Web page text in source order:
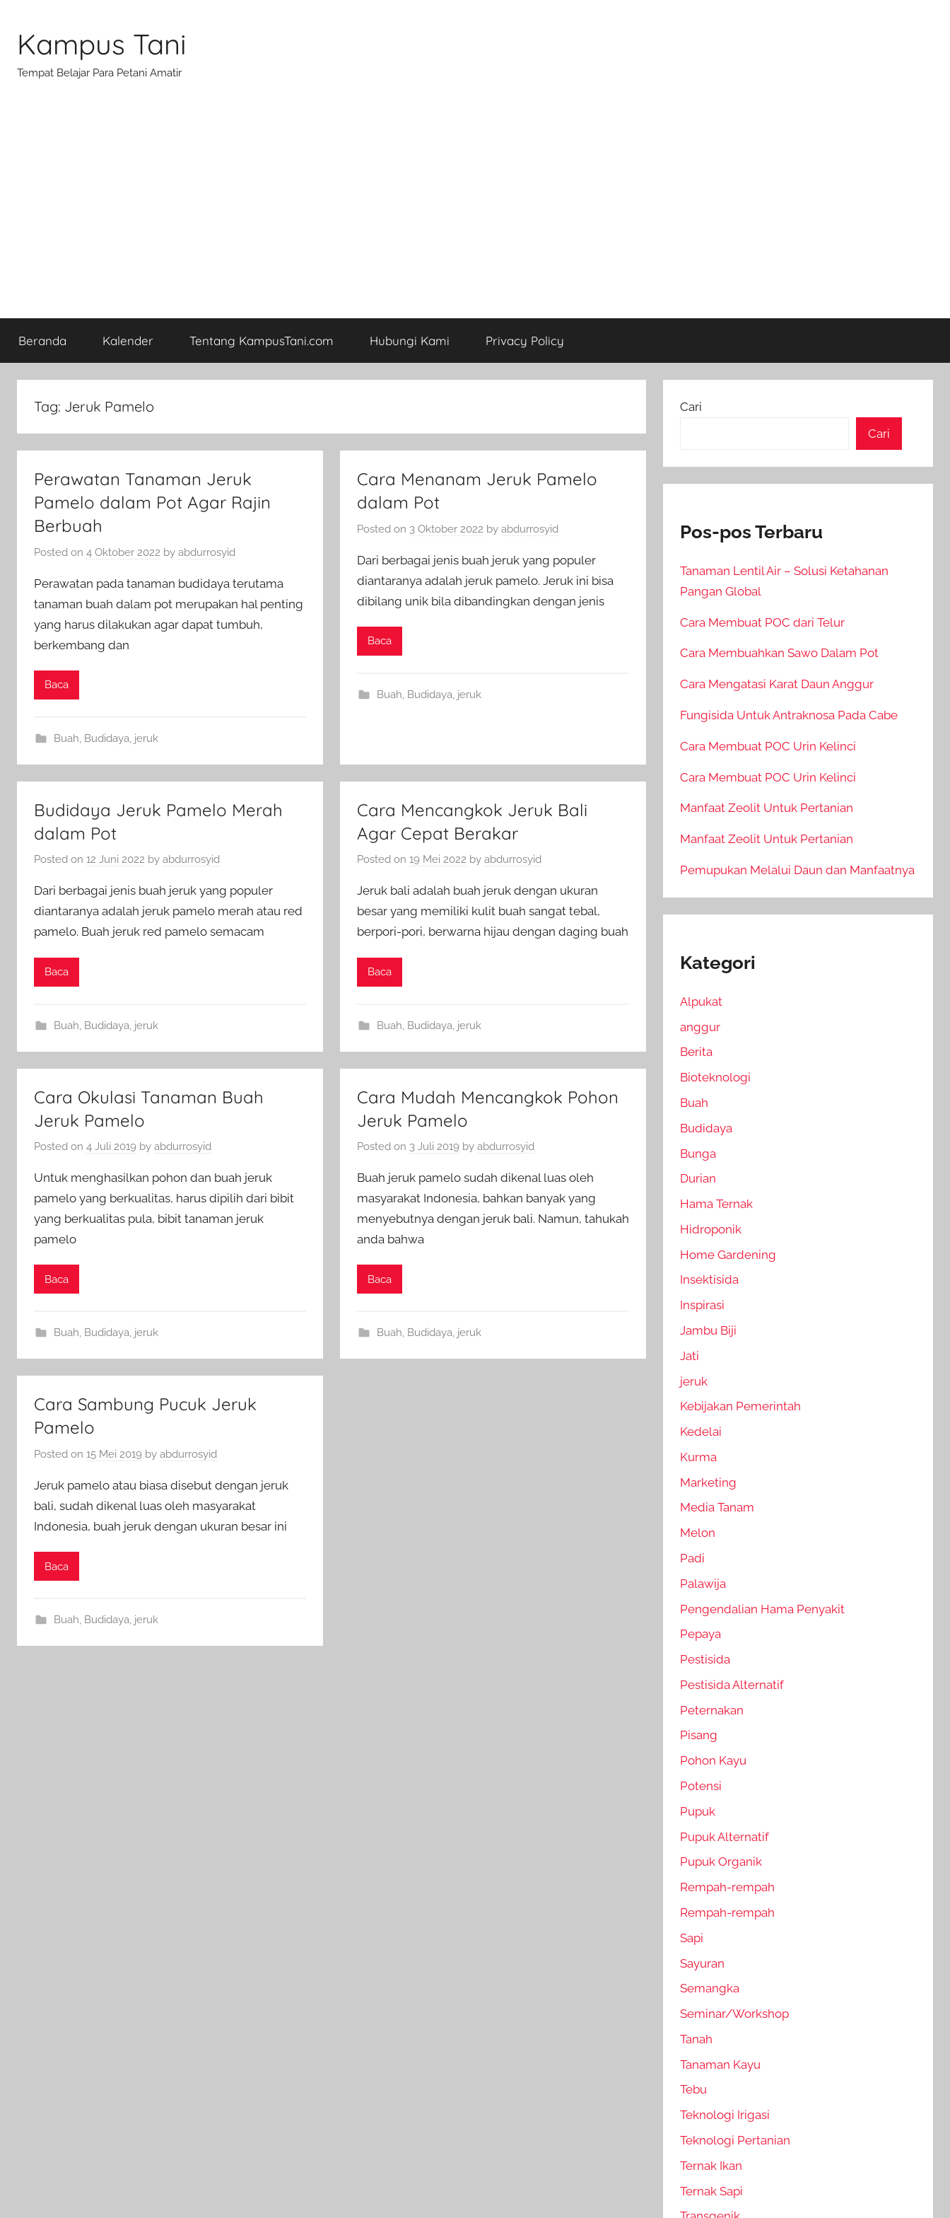
content
Kampus Tani
Tempat Belajar Para Petani Amatir
Beranda Kalender Tentang KampusTani.com Hubungi Kami Privacy Policy
Tag: Jeruk Pamelo
Perawatan Tanaman Jeruk
Pamelo dalam Pot Agar Rajin
Berbuah
Posted on 4 Oktober 2022 by abdurrosyid
Perawatan pada tanaman budidaya terutama
tanaman buah dalam pot merupakan hal penting
yang harus dilakukan agar dapat tumbuh,
berkembang dan
Baca
Buah, Budidaya, jeruk
Cara Menanam Jeruk Pamelo
dalam Pot
Posted on 3 Oktober 2022 byabdurrosyid
Dari berbagai jenis buah jeruk yang populer
diantaranya adalah jeruk pamelo. Jeruk ini bisa
dibilang unik bila dibandingkan dengan jenis
Baca
Buah, Budidaya, jeruk
Budidaya Jeruk Pamelo Merah
dalam Pot
Posted on 12 Juni 2022 by abdurrosyid
Dari berbagai jenis buah jeruk yang populer
diantaranya adalah jeruk pamelo merah atau red
pamelo. Buah jeruk red pamelo semacam
Baca
Buah Budidaya jeruk
Cara Mencangkok Jeruk Bali
Agar Cepat Berakar
Posted on19 Mei 2022 byabdurrosyid
Jeruk bali adalah buah jeruk dengan ukuran
besar yang memiliki kulit buah sangat tebal,
berpori-pori, berwarna hijau dengan daging buah
Baca
Buah Budidaya jeruk
Cara Okulasi Tanaman Buah
Jeruk Pamelo
Posted on 4 Juli 2019 by abdurrosyid
Untuk menghasilkan pohon dan buah jeruk
pamelo yang berkualitas, harus dipilih dari bibit
yang berkualitas pula, bibit tanaman jeruk
pamelo
Baca
Buah, Budidaya, jeruk
Cara Mudah Mencangkok Pohon
Jeruk Pamelo
Posted on 3 Juli 2019 byabdurrosyid
Buah jeruk pamelo sudah dikenal luas oleh
masyarakat Indonesia, bahkan banyak yang
menyebutnya dengan jeruk bali. Namun, tahukah
anda bahwa
Baca
Buah, Budidaya, jeruk
Cara Sambung Pucuk Jeruk
Pamelo
Posted on 15 Mei 2019 by abdurrosyid
Jeruk pamelo atau biasa disebut dengan jeruk
bali, sudah dikenal luas oleh masyarakat
Indonesia, buah jeruk dengan ukuran besar ini
Baca
Buah, Budidaya, jeruk
Cari
Cari
Pos-pos Terbaru
Tanaman Lentil Air – Solusi Ketahanan
Pangan Global
Cara Membuat POC dari Telur
Cara Membuahkan Sawo Dalam Pot
Cara Mengatasi Karat Daun Anggur
Fungisida Untuk Antraknosa Pada Cabe
Cara Membuat POC Urin Kelinci
Cara Membuat POC Urin Kelinci
Manfaat Zeolit Untuk Pertanian
Manfaat Zeolit Untuk Pertanian
Pemupukan Melalui Daun dan Manfaatnya
Kategori
Alpukat
anggur
Berita
Bioteknologi
Buah
Budidaya
Bunga
Durian
Hama Ternak
Hidroponik
Home Gardening
Insektisida
Inspirasi
Jambu Biji
Jati
jeruk
Kebijakan Pemerintah
Kedelai
Kurma
Marketing
Media Tanam
Melon
Padi
Palawija
Pengendalian Hama Penyakit
Pepaya
Pestisida
Pestisida Alternatif
Peternakan
Pisang
Pohon Kayu
Potensi
Pupuk
Pupuk Alternatif
Pupuk Organik
Rempah-rempah
Rempah-rempah
Sapi
Sayuran
Semangka
Seminar/Workshop
Tanah
Tanaman Kayu
Tebu
Teknologi Irigasi
Teknologi Pertanian
Ternak Ikan
Ternak Sapi